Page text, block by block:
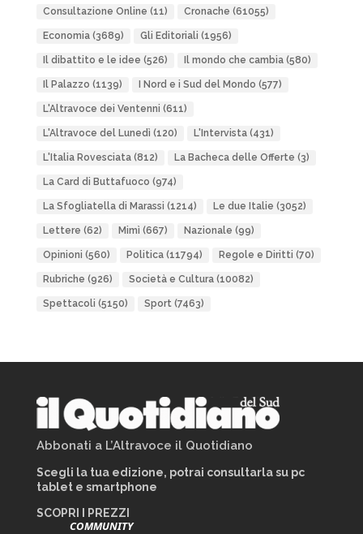
Consultazione Online (11) Cronache (61055)
Economia(3689) Gli Editoriali (1956)
Il dibattito e le idee (526) Il mondo che cambia(580)
Il Palazzo (1139) I Nord e i Sud del Mondo (577)
L'Altravoce dei Ventenni (611)
L'Altravoce del Lunedì (120) L'Intervista(431)
L'Italia Rovesciata(812) La Bacheca delle Offerte (3)
La Card di Buttafuoco (974)
La Sfogliatella di Marassi (1214) Le due Italie (3052)
Lettere (62) Mimì (667) Nazionale (99)
Opinioni (560) Politica(11794) Regole e Diritti (70)
Rubriche (926) Società e Cultura(10082)
Spettacoli (5150) Sport(7463)
Abbonati a L’Altravoce il Quotidiano
Scegli la tua edizione, potrai consultarla su pc
tablet e smartphone
SCOPRI I PREZZI
COMMUNITY